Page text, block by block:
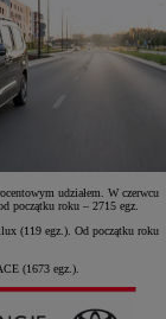
udziałem. W czerwcu
początku roku – 2715 egz.
(119 egz.). Od początku roku
(1673 egz.).